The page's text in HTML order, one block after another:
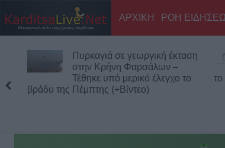
ΑΡΧΙΚΗ ΡΟΗ
Πυρκαγιά σε γεωργική έκταση
στην Κρήνη Φαρσάλων –
Τέθηκε υπό μερικό έλεγχο το
βράδυ της Πέμπτης (+Βίντεο)